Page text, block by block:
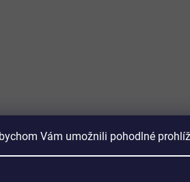
Vám umožnili pohodlné